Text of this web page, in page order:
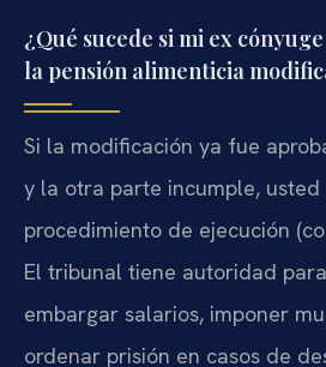
¿Qué sucede si mi ex
la pensión alimenticia
Si la modificación ya fue
y la otra parte incumple,
procedimiento de ejecución
El tribunal tiene autoridad
embargar salarios, imponer
ordenar prisión en casos de